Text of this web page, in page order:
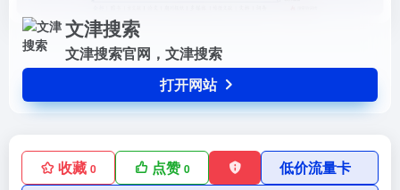
文津搜索
文津搜索官网，文津搜索
打开网站
收藏 0 点赞0
低价流量卡